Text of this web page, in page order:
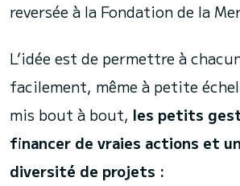
reversée à la Fondation de la
L’idée est de permettre à
facilement, même à petite
mis bout à bout, les petits
financer de vraies actions et
diversité de projets :